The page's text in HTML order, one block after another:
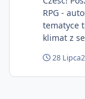
RPG -
tematyce
klimat z
którzy
Projekt
28 Lipca